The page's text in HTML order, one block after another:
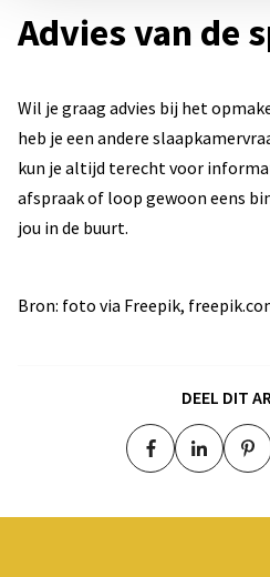
Advies van de
Wil je graag advies bij het
heb je een andere
kun je altijd terecht voor
afspraak of loop gewoon eens
jou in de buurt.
Bron: foto via Freepik,
DEEL DIT